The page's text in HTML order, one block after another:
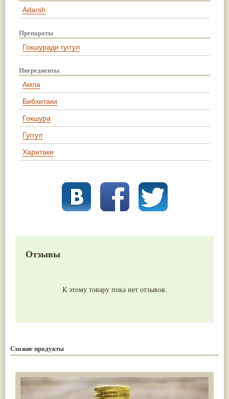
Adarsh
Препараты
Гокшуради гуггул
Ингредиенты
Амла
Бибхитаки
Гокшура
Гуггул
Харитаки
Отзывы
К этому товару пока нет отзывов.
Схожие продукты